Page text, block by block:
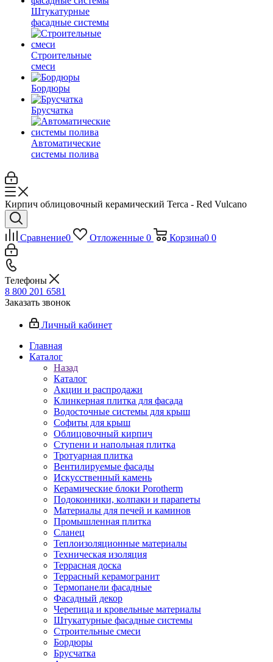
Штукатурные
фасадные системы
Строительные
смеси
Бордюры
Брусчатка
Автоматические
системы полива
Кирпич облицовочный керамический Terca - Red Vulcano
Сравнение0 Отложенные 0 Корзина0 0
Телефоны
8 800 201 6581
Заказать звонок
Личный кабинет
Главная
Каталог
Назад
Каталог
Акции и распродажи
Клинкерная плитка для фасада
Водосточные системы для крыш
Софиты для крыш
Облицовочный кирпич
Ступени и напольная плитка
Тротуарная плитка
Вентилируемые фасады
Искусственный камень
Керамические блоки Porotherm
Подоконники, колпаки и парапеты
Материалы для печей и каминов
Промышленная плитка
Сланец
Теплоизоляционные материалы
Техническая изоляция
Террасная доска
Террасный керамогранит
Термопанели фасадные
Фасадный декор
Черепица и кровельные материалы
Штукатурные фасадные системы
Строительные смеси
Бордюры
Брусчатка